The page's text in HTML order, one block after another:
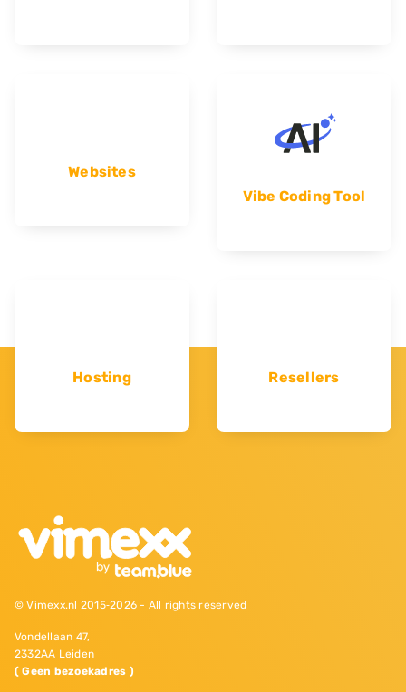
Websites
Vibe Coding Tool
Hosting Resellers
© Vimexx.nl 2015‐2026 - All rights reserved
Vondellaan 47,
2332AA Leiden
( Geen bezoekadres )